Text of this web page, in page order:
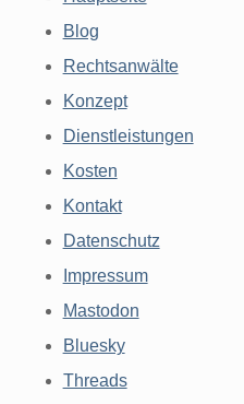
Blog
Rechtsanwälte
Konzept
Dienstleistungen
Kosten
Kontakt
Datenschutz
Impressum
Mastodon
Bluesky
Threads